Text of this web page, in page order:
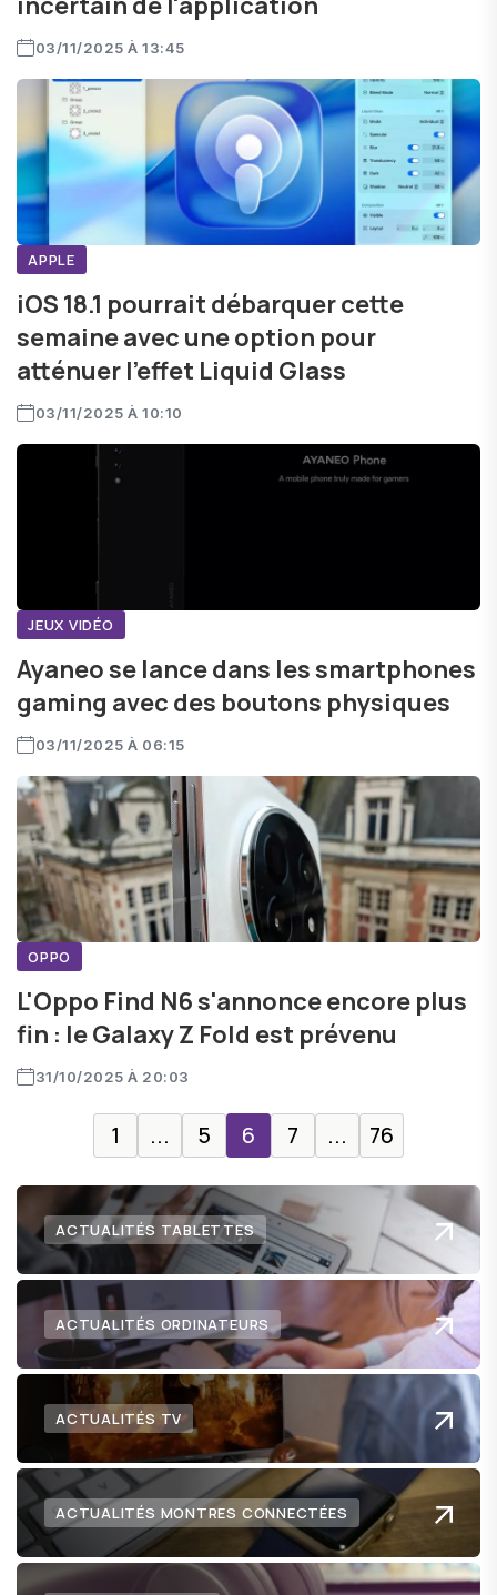
03/11/2025 À 13:45
APPLE
iOS 18.1 pourrait débarquer cette
semaine avec une option pour
atténuer l'effet Liquid Glass
03/11/2025 À 10:10
JEUX VIDÉO
Ayaneo se lance dans les smartphones
gaming avec des boutons physiques
03/11/2025 À 06:15
OPPO
L'Oppo Find N6 s'annonce encore plus
fin : le Galaxy Z Fold est prévenu
31/10/2025 À 20:03
1 ... 5 6 7 ... 76
ACTUALITÉS TABLETTES
ACTUALITÉS ORDINATEURS
ACTUALITÉS TV
ACTUALITÉS MONTRES CONNECTÉES